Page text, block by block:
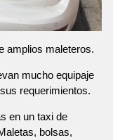
amplios maleteros.
mucho equipaje
requerimientos.
en un taxi de
bolsas,